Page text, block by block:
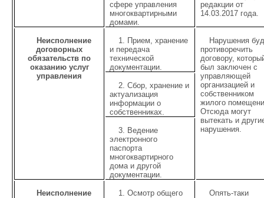
сфере управления
многоквартирными
домами.
редакции от
14.03.2017 года.
Неисполнение
договорных
обязательств по
оказанию услуг
управления
1. Прием, хранение
и передача
технической
документации.
Нарушения
противоречить
договору,
был заключен с
управляющей
организацией и
собственником
жилого
Отсюда могут
вытекать и
нарушения.
2. Сбор, хранение и
актуализация
информации о
собственниках.
3. Ведение
электронного
паспорта
многоквартирного
дома и другой
документации.
Неисполнение
1. Осмотр общего
Опять-таки